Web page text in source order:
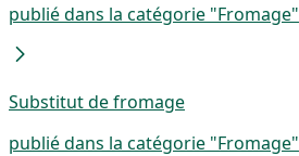
publié dans la catégorie "Fromage"
Substitut de fromage
publié dans la catégorie "Fromage"